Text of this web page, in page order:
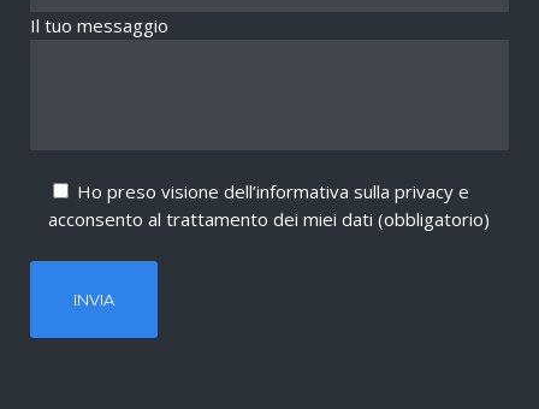
Il tuo messaggio
Ho preso visione dell’informativa sulla privacy e
acconsento al trattamento dei miei dati (obbligatorio)